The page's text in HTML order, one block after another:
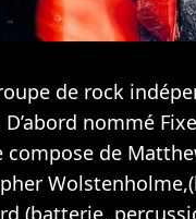
de rock
D’abord nommé
compose de